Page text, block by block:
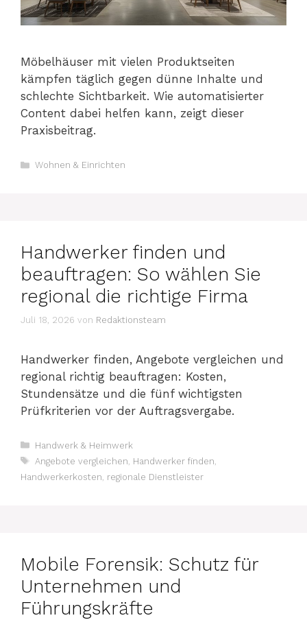
Möbelhäuser mit vielen Produktseiten
kämpfen täglich gegen dünne Inhalte und
schlechte Sichtbarkeit. Wie automatisierter
Content dabei helfen kann, zeigt dieser
Praxisbeitrag.
Kategorien
Wohnen & Einrichten
Handwerker finden und
beauftragen: So wählen Sie
regional die richtige Firma
Juli 18, 2026 von Redaktionsteam
Handwerker finden, Angebote vergleichen und
regional richtig beauftragen: Kosten,
Stundensätze und die fünf wichtigsten
Prüfkriterien vor der Auftragsvergabe.
Kategorien
Handwerk & Heimwerk
Schlagwörter
Angebote vergleichen Handwerker finden
Handwerkerkosten regionale Dienstleister
Mobile Forensik: Schutz für
Unternehmen und
Führungskräfte